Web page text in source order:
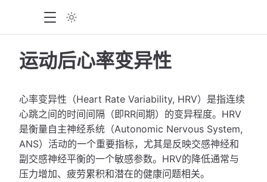
运动后心率变异性
心率变异性（Heart Rate Variability, HRV）是指连续
心跳之间的时间间隔（即RR间期）的变异程度。HRV
是衡量自主神经系统（Autonomic Nervous System,
ANS）活动的一个重要指标，尤其是反映交感神经和
副交感神经平衡的一个敏感参数。HRV的降低通常与
压力增加、疲劳累积和潜在的健康问题相关。